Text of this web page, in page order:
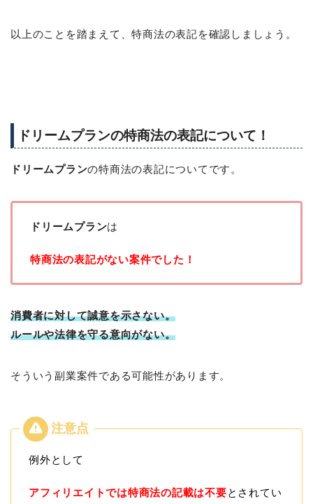
以上のことを踏まえて、特商法の表記を確認しましょう。
ドリームプランの特商法の表記について！
ドリームプランの特商法の表記についてです。
ドリームプランは
特商法の表記がない案件でした！
消費者に対して誠意を示さない。
ルールや法律を守る意向がない。
そういう副業案件である可能性があります。
例外として
アフィリエイトでは特商法の記載は不要とされてい